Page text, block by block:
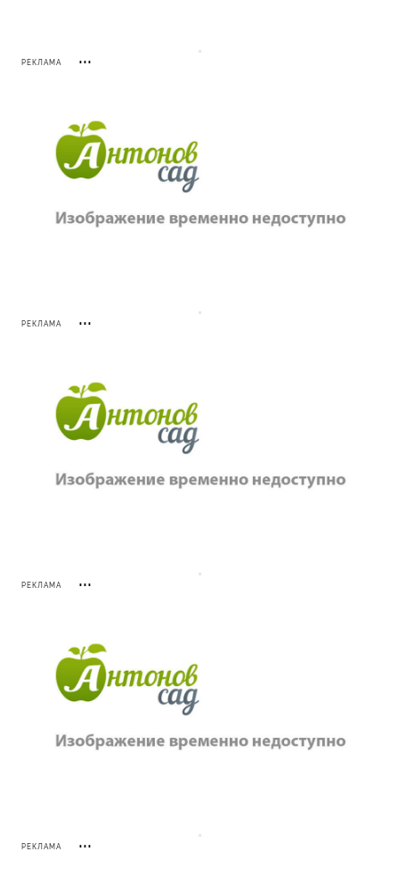
РЕКЛАМА
РЕКЛАМА
РЕКЛАМА
РЕКЛАМА